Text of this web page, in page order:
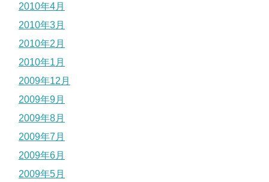
2010年4月
2010年3月
2010年2月
2010年1月
2009年12月
2009年9月
2009年8月
2009年7月
2009年6月
2009年5月